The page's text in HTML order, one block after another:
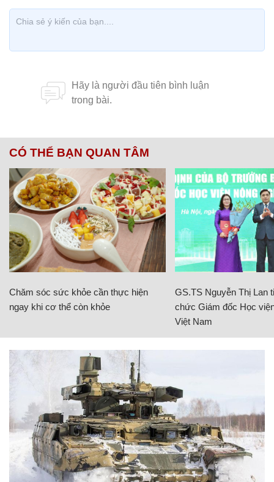
CÓ THỂ BẠN QUAN TÂM
Chăm sóc sức khỏe cần thực hiện
ngay khi cơ thể còn khỏe
GS.TS Nguyễn Thị Lan
chức Giám đốc Học
Việt Nam